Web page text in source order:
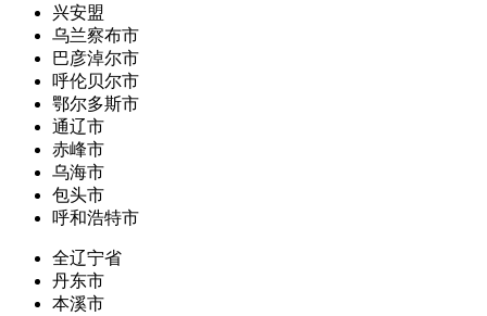
兴安盟
乌兰察布市
巴彦淖尔市
呼伦贝尔市
鄂尔多斯市
通辽市
赤峰市
乌海市
包头市
呼和浩特市
全辽宁省
丹东市
本溪市